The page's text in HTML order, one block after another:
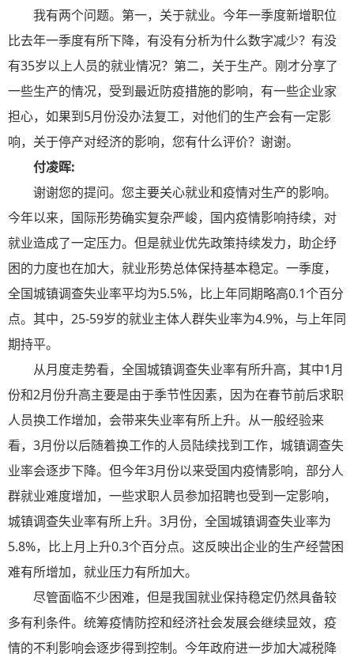
我有两个问题。第一，关于就业。今年一季度新增职位
比去年一季度有所下降，有没有分析为什么数字减少？有没
有35岁以上人员的就业情况？第二，关于生产。刚才分享了
一些生产的情况，受到最近防疫措施的影响，有一些企业家
担心，如果到5月份没办法复工，对他们的生产会有一定影
响，关于停产对经济的影响，您有什么评价？谢谢。
付凌晖:
谢谢您的提问。您主要关心就业和疫情对生产的影响。
今年以来，国际形势确实复杂严峻，国内疫情影响持续，对
就业造成了一定压力。但是就业优先政策持续发力，助企纾
困的力度也在加大，就业形势总体保持基本稳定。一季度，
全国城镇调查失业率平均为5.5%，比上年同期略高0.1个百分
点。其中，25-59岁的就业主体人群失业率为4.9%，与上年同
期持平。
从月度走势看，全国城镇调查失业率有所升高，其中1月
份和2月份升高主要是由于季节性因素，因为在春节前后求职
人员换工作增加，会带来失业率有所上升。从一般经验来
看，3月份以后随着换工作的人员陆续找到工作，城镇调查失
业率会逐步下降。但今年3月份以来受国内疫情影响，部分人
群就业难度增加，一些求职人员参加招聘也受到一定影响，
城镇调查失业率有所上升。3月份，全国城镇调查失业率为
5.8%，比上月上升0.3个百分点。这反映出企业的生产经营困
难有所增加，就业压力有所加大。
尽管面临不少困难，但是我国就业保持稳定仍然具备较
多有利条件。统筹疫情防控和经济社会发展会继续显效，疫
情的不利影响会逐步得到控制。今年政府进一步加大减税降